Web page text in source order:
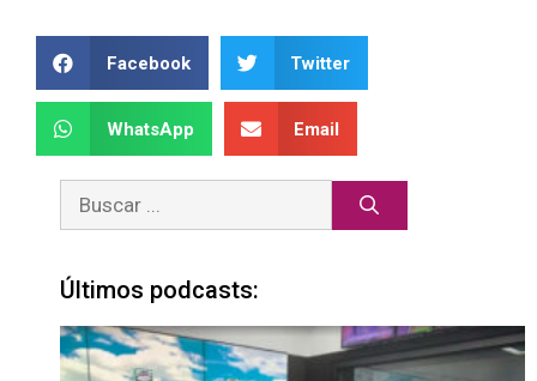
Facebook Twitter
WhatsApp Email
Últimos podcasts: